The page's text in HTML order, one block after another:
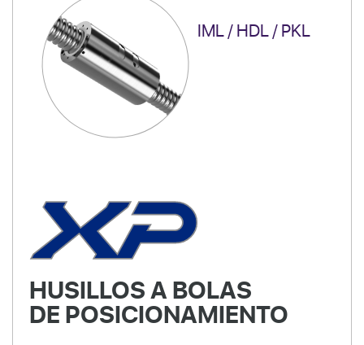
IML / HDL / PKL
HUSILLOS A BOLAS
DE POSICIONAMIENTO